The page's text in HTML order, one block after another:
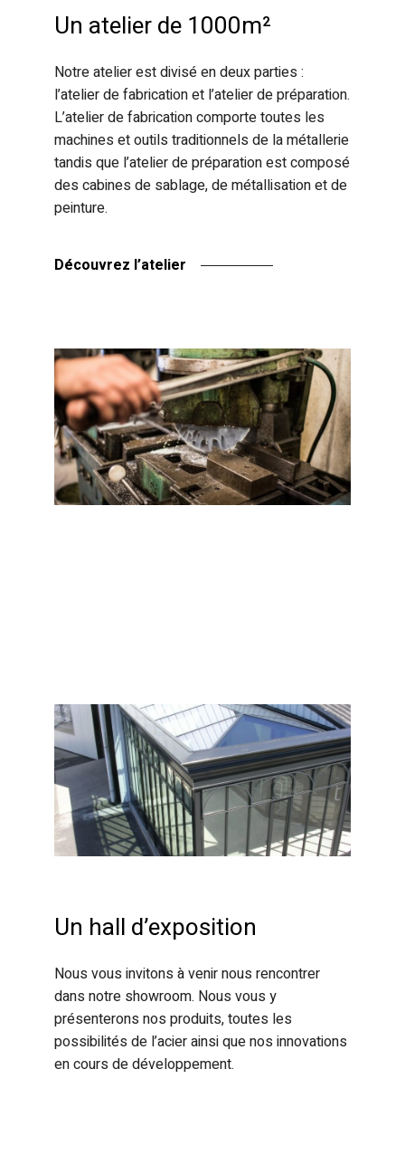
Un atelier de 1000m²
Notre atelier est divisé en deux parties :
l’atelier de fabrication et l’atelier de préparation.
L’atelier de fabrication comporte toutes les
machines et outils traditionnels de la métallerie
tandis que l’atelier de préparation est composé
des cabines de sablage, de métallisation et de
peinture.
Découvrez l’atelier
Un hall d’exposition
Nous vous invitons à venir nous rencontrer
dans notre showroom. Nous vous y
présenterons nos produits, toutes les
possibilités de l’acier ainsi que nos innovations
en cours de développement.